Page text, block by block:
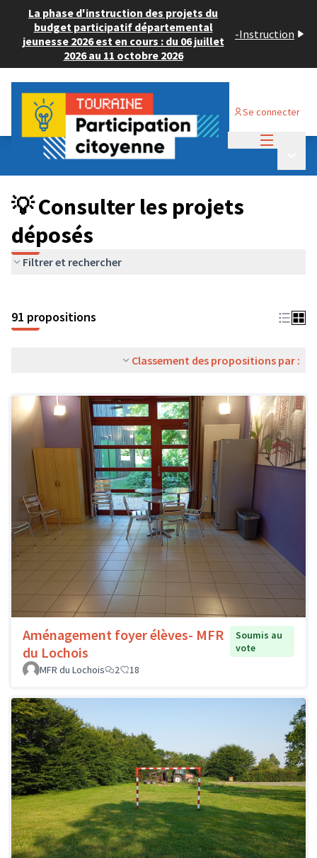
La phase d'instruction des projets du
budget participatif départemental
jeunesse 2026 est en cours : du 06 juillet
2026 au 11 octobre 2026
-Instruction
Se connecter
Budget Participatif JEUNESSE 2024
💡 Consulter les projets déposés
💡 Consulter les projets
déposés
Filtrer et rechercher
91 propositions
Classement des propositions par :
Aménagement foyer élèves- MFR
du Lochois
Soumis au
vote
MFR du Lochois
2 18